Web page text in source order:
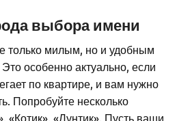
выбора имени
только милым, но и удобным
особенно актуально, если
по квартире, и вам нужно
Попробуйте несколько
«Котик», «Лунтик». Пусть ваши